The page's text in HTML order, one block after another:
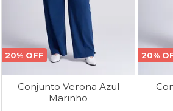
20% OFF
Conjunto Verona Azul
Marinho
20%